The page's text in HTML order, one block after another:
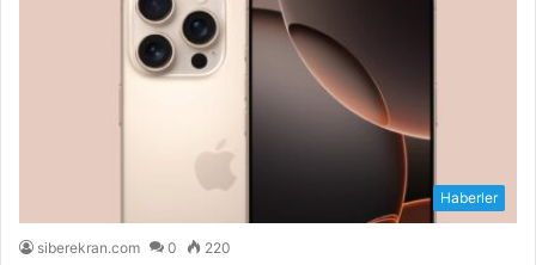
Haberler
siberekran.com 0 220